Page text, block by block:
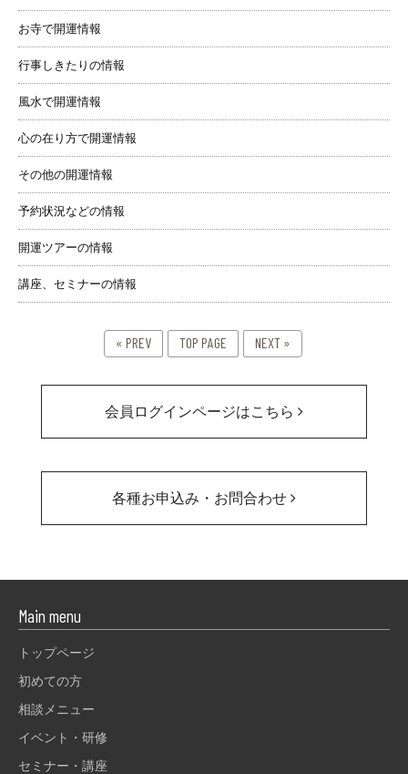
お寺で開運情報
行事しきたりの情報
風水で開運情報
心の在り方で開運情報
その他の開運情報
予約状況などの情報
開運ツアーの情報
講座、セミナーの情報
« PREV TOP PAGE NEXT »
会員ログインページはこちら
各種お申込み・お問合わせ
Main menu
トップページ
初めての方
相談メニュー
イベント・研修
セミナー・講座